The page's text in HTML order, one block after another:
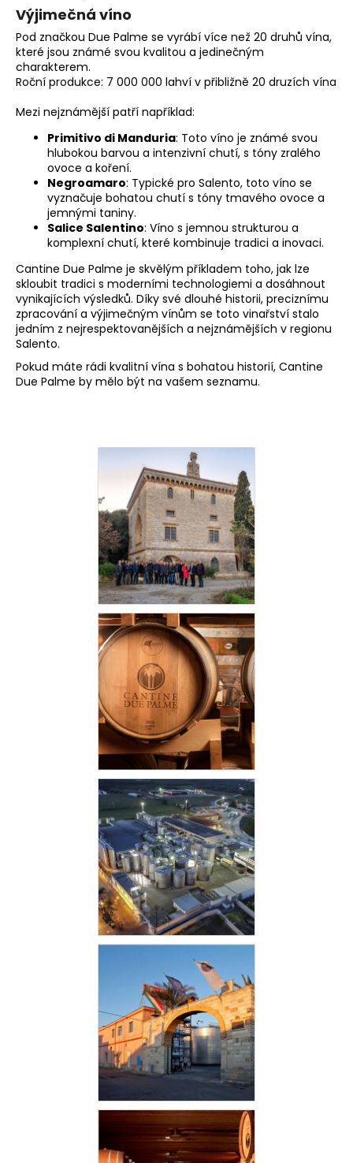
Výjimečná víno
Pod značkou Due Palme se vyrábí více než 20 druhů vína,
které jsou známé svou kvalitou a jedinečným
charakterem.
Roční produkce: 7 000 000 lahví v přibližně 20 druzích vína
Mezi nejznámější patří například:
Primitivo di Manduria: Toto víno je známé svou
hlubokou barvou a intenzivní chutí, s tóny zralého
ovoce a koření.
Negroamaro: Typické pro Salento, toto víno se
vyznačuje bohatou chutí s tóny tmavého ovoce a
jemnými taniny.
Salice Salentino: Víno s jemnou strukturou a
komplexní chutí, které kombinuje tradici a inovaci.
Cantine Due Palme je skvělým příkladem toho, jak lze
skloubit tradici s moderními technologiemi a dosáhnout
vynikajících výsledků. Díky své dlouhé historii, preciznímu
zpracování a výjimečným vínům se toto vinařství stalo
jedním z nejrespektovanějších a nejznámějších v regionu
Salento.
Pokud máte rádi kvalitní vína s bohatou historií, Cantine
Due Palme by mělo být na vašem seznamu.
D
o
p
r
MONTEPULCIANO
D
´ABRUZZO
RIPAROSSO
DOC.
ILLUMINATI
VINI
295